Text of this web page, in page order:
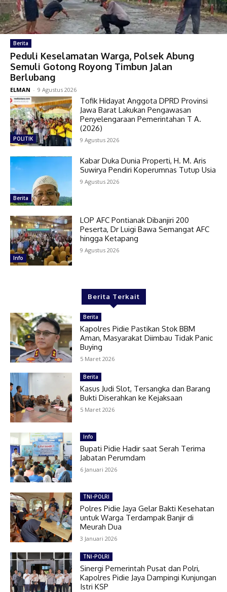
Berita
Peduli Keselamatan Warga, Polsek Abung
Semuli Gotong Royong Timbun Jalan
Berlubang
ELMAN - 9 Agustus 2026
POLITIK
Tofik Hidayat Anggota DPRD Provinsi
Jawa Barat Lakukan Pengawasan
Penyelengaraan Pemerintahan T A.
(2026)
9 Agustus 2026
Berita
Kabar Duka Dunia Properti, H. M. Aris
Suwirya Pendiri Koperumnas Tutup Usia
9 Agustus 2026
Info
LOP AFC Pontianak Dibanjiri 200
Peserta, Dr Luigi Bawa Semangat AFC
hingga Ketapang
9 Agustus 2026
Berita Terkait
Berita
Kapolres Pidie Pastikan Stok BBM
Aman, Masyarakat Diimbau Tidak Panic
Buying
5 Maret 2026
Berita
Kasus Judi Slot, Tersangka dan Barang
Bukti Diserahkan ke Kejaksaan
5 Maret 2026
Info
Bupati Pidie Hadir saat Serah Terima
Jabatan Perumdam
6 Januari 2026
TNI-POLRI
Polres Pidie Jaya Gelar Bakti Kesehatan
untuk Warga Terdampak Banjir di
Meurah Dua
3 Januari 2026
TNI-POLRI
Sinergi Pemerintah Pusat dan Polri,
Kapolres Pidie Jaya Dampingi Kunjungan
Istri KSP